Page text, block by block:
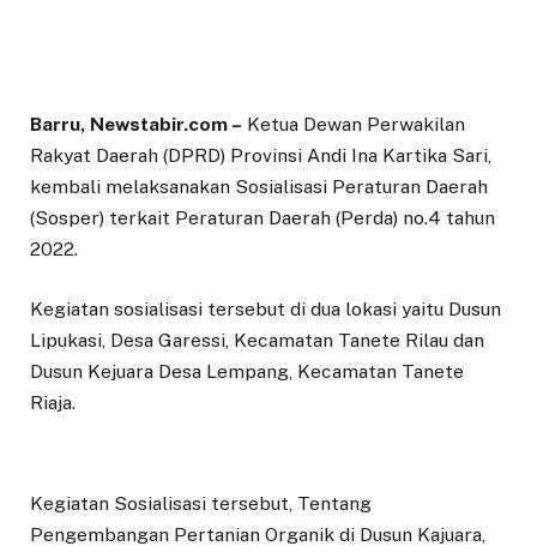
Barru, Newstabir.com – Ketua Dewan Perwakilan
Rakyat Daerah (DPRD) Provinsi Andi Ina Kartika Sari,
kembali melaksanakan Sosialisasi Peraturan Daerah
(Sosper) terkait Peraturan Daerah (Perda) no.4 tahun
2022.
Kegiatan sosialisasi tersebut di dua lokasi yaitu Dusun
Lipukasi, Desa Garessi, Kecamatan Tanete Rilau dan
Dusun Kejuara Desa Lempang, Kecamatan Tanete
Riaja.
Kegiatan Sosialisasi tersebut, Tentang
Pengembangan Pertanian Organik di Dusun Kajuara,